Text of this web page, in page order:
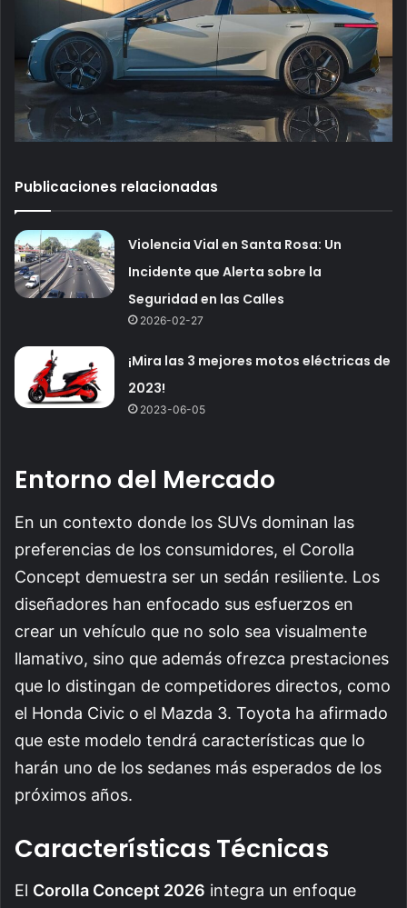
Publicaciones relacionadas
Violencia Vial en Santa Rosa: Un
Incidente que Alerta sobre la
Seguridad en las Calles
2026-02-27
¡Mira las 3 mejores motos eléctricas de
2023!
2023-06-05
Entorno del Mercado
En un contexto donde los SUVs dominan las
preferencias de los consumidores, el Corolla
Concept demuestra ser un sedán resiliente. Los
diseñadores han enfocado sus esfuerzos en
crear un vehículo que no solo sea visualmente
llamativo, sino que además ofrezca prestaciones
que lo distingan de competidores directos, como
el Honda Civic o el Mazda 3. Toyota ha afirmado
que este modelo tendrá características que lo
harán uno de los sedanes más esperados de los
próximos años.
Características Técnicas
El Corolla Concept 2026 integra un enfoque